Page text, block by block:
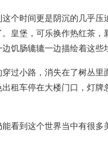
个时间更是阴沉的几乎
皇堡，可乐换作热红茶
饥肠辘辘一边描绘着这些
过小路，消失在了树丛里
租车停在大楼门口，灯
看到这个世界当中有很多